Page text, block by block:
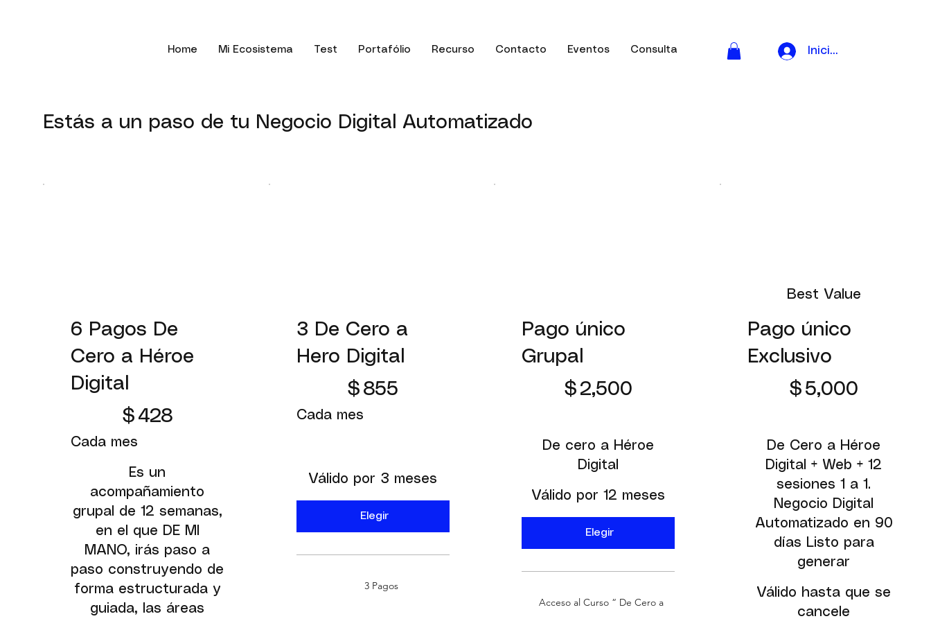
Home Mi Ecosistema Test Portafólio Recurso Contacto Eventos Consulta Iniciar sesión
6 Pagos De
Cero a Héroe
Digital
$ 428
Cada mes
Es un
acompañamiento
grupal de 12 semanas,
en el que DE MI
MANO, irás paso a
paso construyendo de
forma estructurada y
guiada, las áreas
3 De Cero a
Hero Digital
$ 855
Cada mes
Válido por 3 meses
Elegir
3 Pagos
Pago único
Grupal
$ 2,500
De cero a Héroe
Digital
Válido por 12 meses
Elegir
Acceso al Curso “ De Cero a
Best Value
Pago único
Exclusivo
$ 5,000
De Cero a Héroe
Digital + Web + 12
sesiones 1 a 1.
Negocio Digital
Automatizado en 90
días Listo para
generar
Válido hasta que se
cancele
Estás a un paso de tu Negocio Digital Automatizado